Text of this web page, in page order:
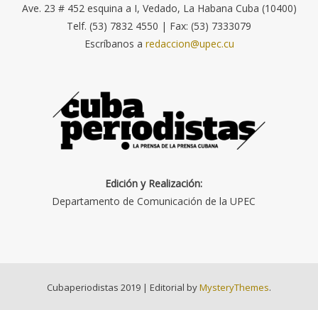
Ave. 23 # 452 esquina a I, Vedado, La Habana Cuba (10400)
Telf. (53) 7832 4550 | Fax: (53) 7333079
Escríbanos a redaccion@upec.cu
Edición y Realización:
Departamento de Comunicación de la UPEC
Cubaperiodistas 2019 | Editorial byMysteryThemes.